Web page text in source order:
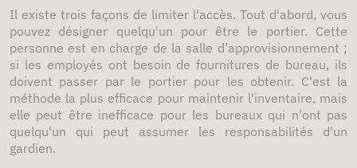
Il existe trois façons de limiter l'accès. Tout d'abord, vous
pouvez désigner quelqu'un pour être le portier. Cette
personne est en charge de la salle d’approvisionnement ;
si les employés ont besoin de fournitures de bureau, ils
doivent passer par le portier pour les obtenir. C'est la
méthode la plus efficace pour maintenir l'inventaire, mais
elle peut être inefficace pour les bureaux qui n'ont pas
quelqu'un qui peut assumer les responsabilités d'un
gardien.